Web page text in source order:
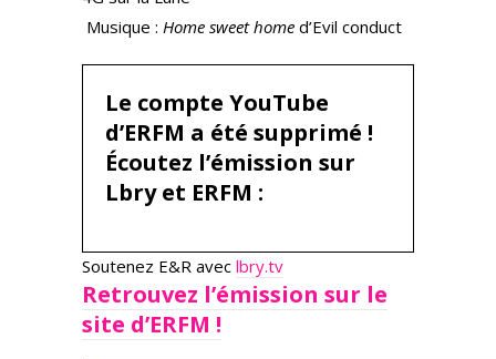
Musique : Home sweet home d’Evil conduct
Le compte YouTube
d’ERFM a été supprimé !
Écoutez l’émission sur
Lbry et ERFM :
Soutenez E&R avec lbry.tv
Retrouvez l’émission sur le
site d’ERFM !